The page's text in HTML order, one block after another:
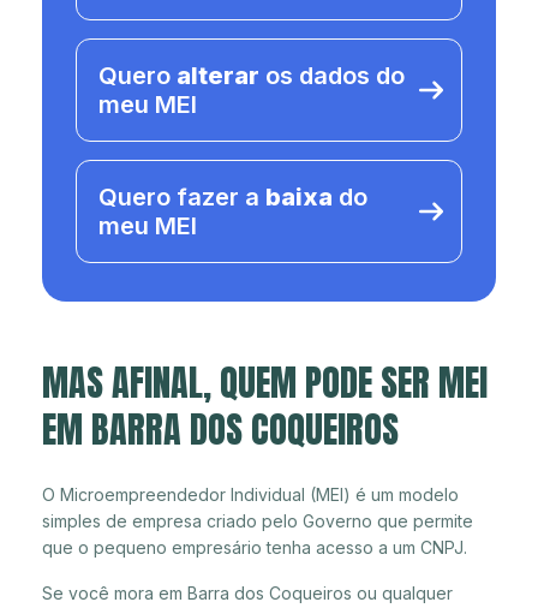
Quero alterar os dados do
meu MEI
Quero fazer a baixa do
meu MEI
MAS AFINAL, QUEM PODE SER MEI
EM BARRA DOS COQUEIROS
O Microempreendedor Individual (MEI) é um modelo
simples de empresa criado pelo Governo que permite
que o pequeno empresário tenha acesso a um CNPJ.
Se você mora em Barra dos Coqueiros ou qualquer